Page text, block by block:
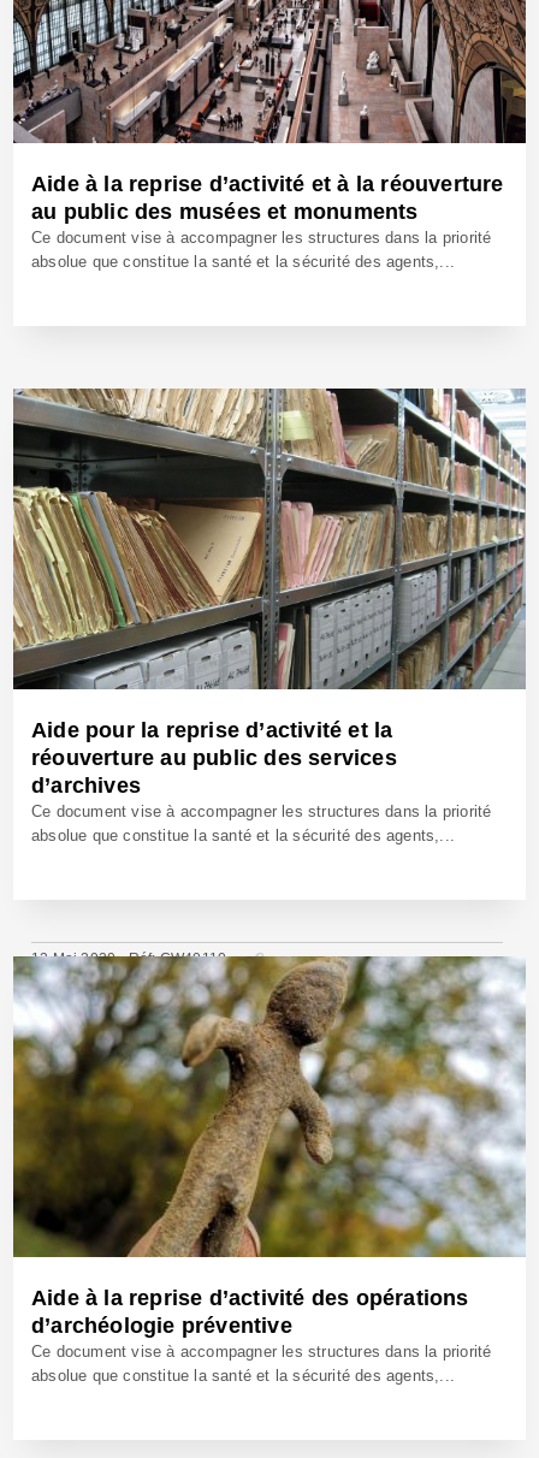
Aide à la reprise d’activité et à la réouverture
au public des musées et monuments
Ce document vise à accompagner les structures dans la priorité
absolue que constitue la santé et la sécurité des agents,...
12 Mai 2020 - Réf: CW40111
Aide pour la reprise d’activité et la
réouverture au public des services
d’archives
Ce document vise à accompagner les structures dans la priorité
absolue que constitue la santé et la sécurité des agents,...
12 Mai 2020 - Réf: CW40110
Aide à la reprise d’activité des opérations
d’archéologie préventive
Ce document vise à accompagner les structures dans la priorité
absolue que constitue la santé et la sécurité des agents,...